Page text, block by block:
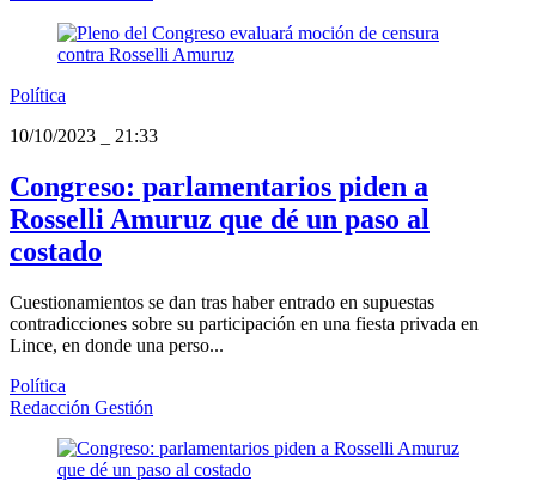
Política
10/10/2023
21:33
Congreso: parlamentarios piden a
Rosselli Amuruz que dé un paso al
costado
Cuestionamientos se dan tras haber entrado en supuestas
contradicciones sobre su participación en una fiesta privada en
Lince, en donde una perso...
Política
Redacción Gestión